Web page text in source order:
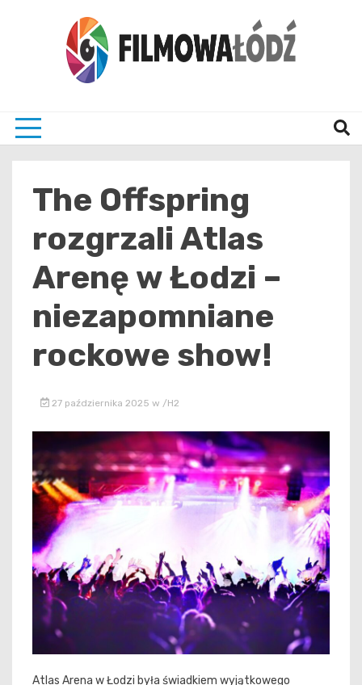
The Offspring
rozgrzali Atlas
Arenę w Łodzi –
niezapomniane
rockowe show!
27 października 2025 w /h2
Atlas Arena w Łodzi była świadkiem wyjątkowego